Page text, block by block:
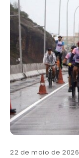
22 de maio de 2026